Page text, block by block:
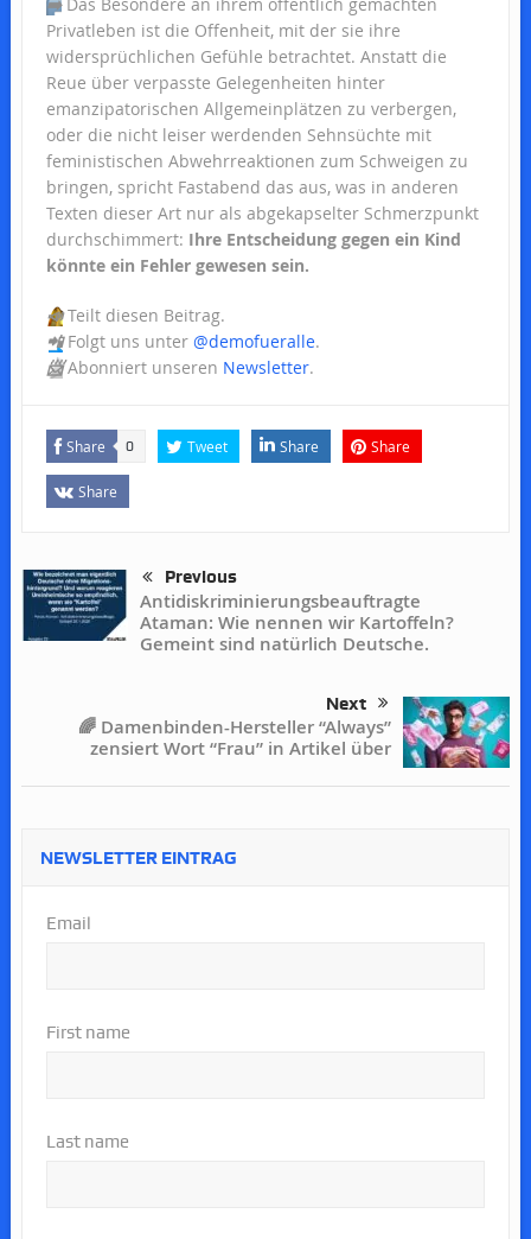
Privatleben ist die Offenheit, mit der sie ihre
widersprüchlichen Gefühle betrachtet. Anstatt die
Reue über verpasste Gelegenheiten hinter
emanzipatorischen Allgemeinplätzen zu verbergen,
oder die nicht leiser werdenden Sehnsüchte mit
feministischen Abwehrreaktionen zum Schweigen zu
bringen, spricht Fastabend das aus, was in anderen
Texten dieser Art nur als abgekapselter Schmerzpunkt
durchschimmert: Ihre Entscheidung gegen ein Kind
könnte ein Fehler gewesen sein.
📣Teilt diesen Beitrag.
📲Folgt uns unter @demofueralle.
📨Abonniert unseren Newsletter.
Share 0 Tweet Share Share
Share
Previous
Antidiskriminierungsbeauftragte
Ataman: Wie nennen wir Kartoffeln?
Gemeint sind natürlich Deutsche.
Next
🌈 Damenbinden-Hersteller “Always”
zensiert Wort “Frau” in Artikel über
NEWSLETTER EINTRAG
Email
First name
Last name